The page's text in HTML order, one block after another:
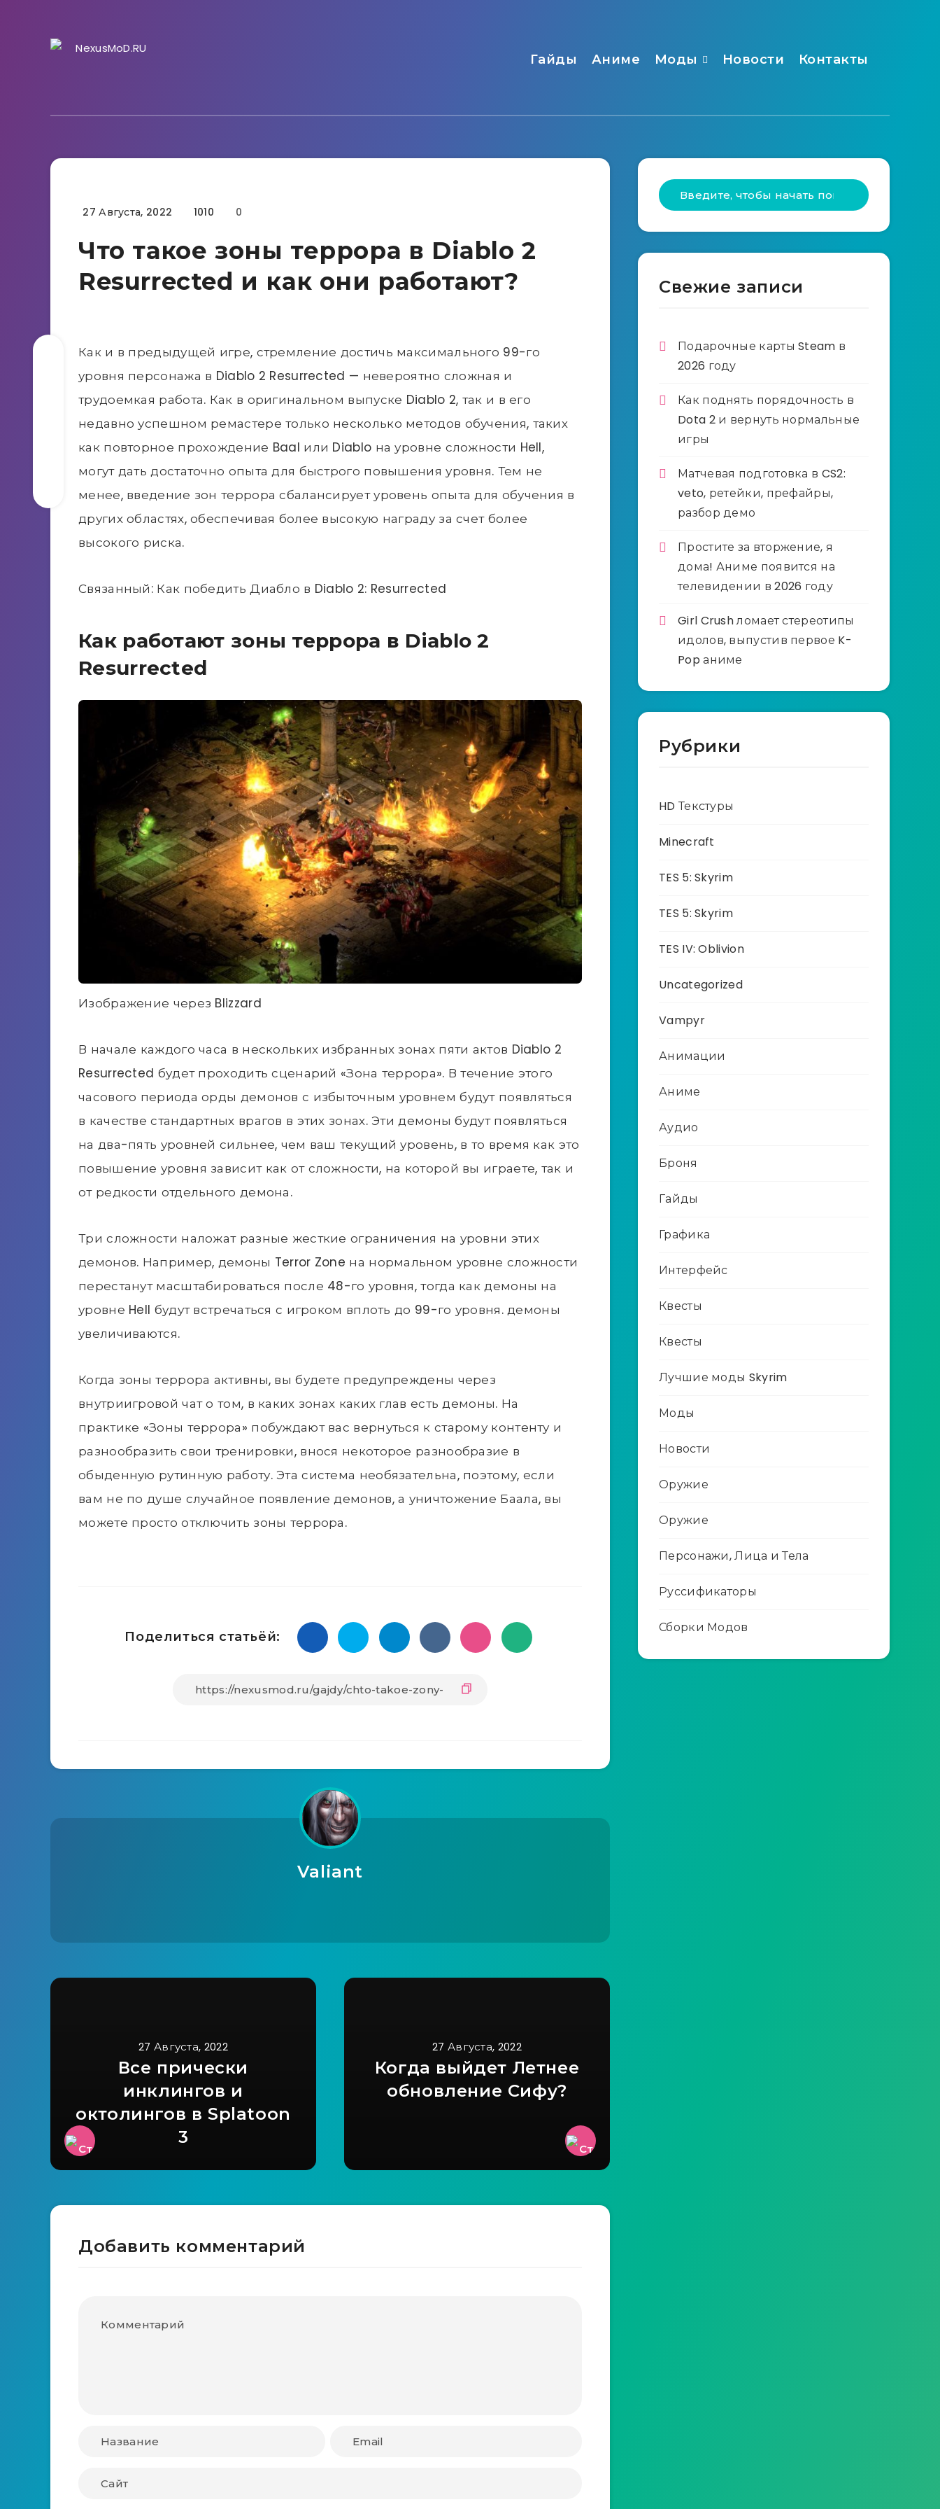
Гайды Аниме Моды Новости Контакты
Гайды
27 Августа, 2022 1010 0
Что такое зоны террора в Diablo 2
Resurrected и как они работают?
Как и в предыдущей игре, стремление достичь максимального 99-го
уровня персонажа в Diablo 2 Resurrected — невероятно сложная и
трудоемкая работа. Как в оригинальном выпуске Diablo 2, так и в его
недавно успешном ремастере только несколько методов обучения, таких
как повторное прохождение Baal или Diablo на уровне сложности Hell,
могут дать достаточно опыта для быстрого повышения уровня. Тем не
менее, введение зон террора сбалансирует уровень опыта для обучения в
других областях, обеспечивая более высокую награду за счет более
высокого риска.
Связанный: Как победить Диабло в Diablo 2: Resurrected
Как работают зоны террора в Diablo 2
Resurrected
Изображение через Blizzard
В начале каждого часа в нескольких избранных зонах пяти актов Diablo 2
Resurrected будет проходить сценарий «Зона террора». В течение этого
часового периода орды демонов с избыточным уровнем будут появляться
в качестве стандартных врагов в этих зонах. Эти демоны будут появляться
на два-пять уровней сильнее, чем ваш текущий уровень, в то время как это
повышение уровня зависит как от сложности, на которой вы играете, так и
от редкости отдельного демона.
Три сложности наложат разные жесткие ограничения на уровни этих
демонов. Например, демоны Terror Zone на нормальном уровне сложности
перестанут масштабироваться после 48-го уровня, тогда как демоны на
уровне Hell будут встречаться с игроком вплоть до 99-го уровня. демоны
увеличиваются.
Когда зоны террора активны, вы будете предупреждены через
внутриигровой чат о том, в каких зонах каких глав есть демоны. На
практике «Зоны террора» побуждают вас вернуться к старому контенту и
разнообразить свои тренировки, внося некоторое разнообразие в
обыденную рутинную работу. Эта система необязательна, поэтому, если
вам не по душе случайное появление демонов, а уничтожение Баала, вы
можете просто отключить зоны террора.
Поделиться статьёй:
Valiant
27 Августа, 2022
Все прически
инклингов и
октолингов в Splatoon
3
27 Августа, 2022
Когда выйдет Летнее
обновление Сифу?
Добавить комментарий
Свежие записи
Подарочные карты Steam в
2026 году
Как поднять порядочность в
Dota 2 и вернуть нормальные
игры
Матчевая подготовка в CS2:
veto, ретейки, префайры,
разбор демо
Простите за вторжение, я
дома! Аниме появится на
телевидении в 2026 году
Girl Crush ломает стереотипы
идолов, выпустив первое K-
Pop аниме
Рубрики
HD Текстуры
Minecraft
TES 5: Skyrim
TES 5: Skyrim
TES IV: Oblivion
Uncategorized
Vampyr
Анимации
Аниме
Аудио
Броня
Гайды
Графика
Интерфейс
Квесты
Квесты
Лучшие моды Skyrim
Моды
Новости
Оружие
Оружие
Персонажи, Лица и Тела
Руссификаторы
Сборки Модов